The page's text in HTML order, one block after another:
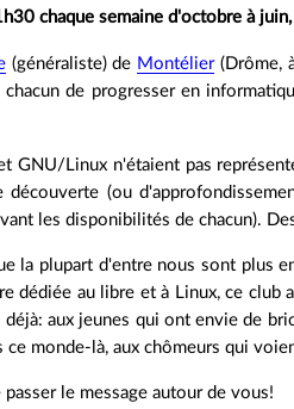
chaque semaine d'octobre à
(généraliste) de Montélier(Drôme,
de progresser en
GNU/Linux n'étaient pas
(ou
les disponibilités de chacun).
la plupart d'entre nous sont plus
dédiée au libre et à Linux, ce
déjà: aux jeunes qui ont envie de
ce monde-là, aux chômeurs qui
passer le message autour de vous!